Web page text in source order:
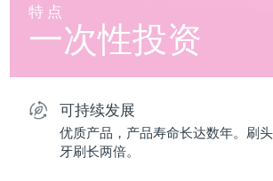
特点
一次性投资
可持续发展
优质产品，产品寿命长达数年。刷
牙刷长两倍。